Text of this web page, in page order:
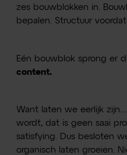
zes bouwblokken in.
bepalen. Structuur
Eén bouwblok sprong er
content.
Want laten we eerlijk
wordt, dat is geen saai
satisfying. Dus besloten
organisch laten groeien.